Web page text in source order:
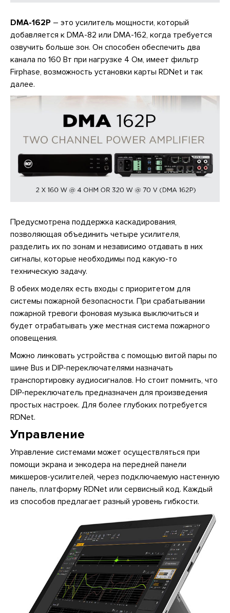
DMA-162P – это усилитель мощности, который
добавляется к DMA-82 или DMA-162, когда требуется
озвучить больше зон. Он способен обеспечить два
канала по 160 Вт при нагрузке 4 Ом, имеет фильтр
Firphase, возможность установки карты RDNet и так
далее.
Предусмотрена поддержка каскадирования,
позволяющая объединить четыре усилителя,
разделить их по зонам и независимо отдавать в них
сигналы, которые необходимы под какую-то
техническую задачу.
В обеих моделях есть входы с приоритетом для
системы пожарной безопасности. При срабатывании
пожарной тревоги фоновая музыка выключиться и
будет отрабатывать уже местная система пожарного
оповещения.
Можно линковать устройства с помощью витой пары по
шине Bus и DIP-переключателями назначать
транспортировку аудиосигналов. Но стоит помнить, что
DIP-переключатель предназначен для произведения
простых настроек. Для более глубоких потребуется
RDNet.
Управление
Управление системами может осуществляться при
помощи экрана и энкодера на передней панели
микшеров-усилителей, через подключаемую настенную
панель, платформу RDNet или сервисный код. Каждый
из способов предлагает разный уровень гибкости.